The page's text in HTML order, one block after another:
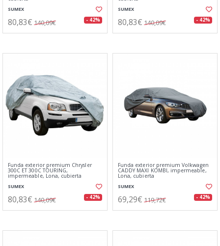
SUMEX
80,83€ 140,09€ - 42%
SUMEX
80,83€ 140,09€ - 42%
Funda exterior premium Chrysler
300C ET 300C TOURING,
impermeable, Lona, cubierta
SUMEX
80,83€ 140,09€ - 42%
Funda exterior premium Volkwagen
CADDY MAXI KOMBI, impermeable,
Lona, cubierta
SUMEX
69,29€ 119,72€ - 42%